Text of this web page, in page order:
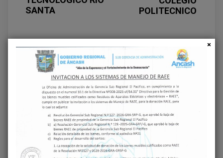
SANTA
POLITECNICO
Deja una respuesta
Tu dirección de correo electrónico no será
publicada. Los campos obligatorios están